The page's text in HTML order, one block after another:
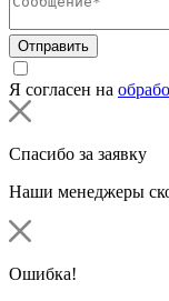
Отправить
Я согласен на
Спасибо за заявку
Наши менеджеры
Ошибка!